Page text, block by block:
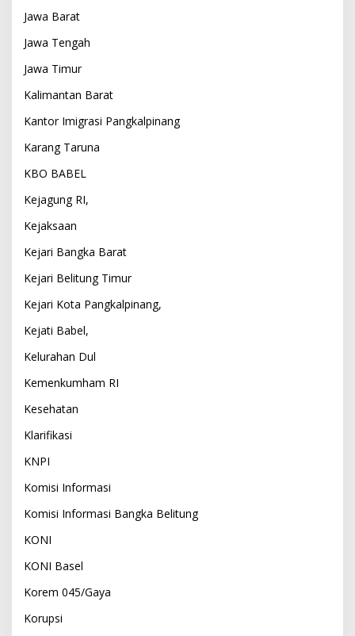
Jawa Barat
Jawa Tengah
Jawa Timur
Kalimantan Barat
Kantor Imigrasi Pangkalpinang
Karang Taruna
KBO BABEL
Kejagung RI,
Kejaksaan
Kejari Bangka Barat
Kejari Belitung Timur
Kejari Kota Pangkalpinang,
Kejati Babel,
Kelurahan Dul
Kemenkumham RI
Kesehatan
Klarifikasi
KNPI
Komisi Informasi
Komisi Informasi Bangka Belitung
KONI
KONI Basel
Korem 045/Gaya
Korupsi